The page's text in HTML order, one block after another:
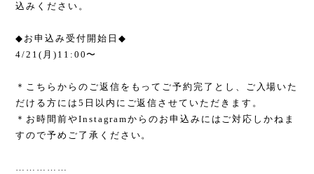
込みください。
◆ お申込み受付開始日 ◆
4/21( 月 )11:00〜
＊こちらからのご返信をもってご予約完了とし、ご入場いた
だける方には 5 日以内にご返信させていただきます。
＊お時間前やInstagramからのお申込みにはご対応しかねま
すので予めご了承ください。
……………